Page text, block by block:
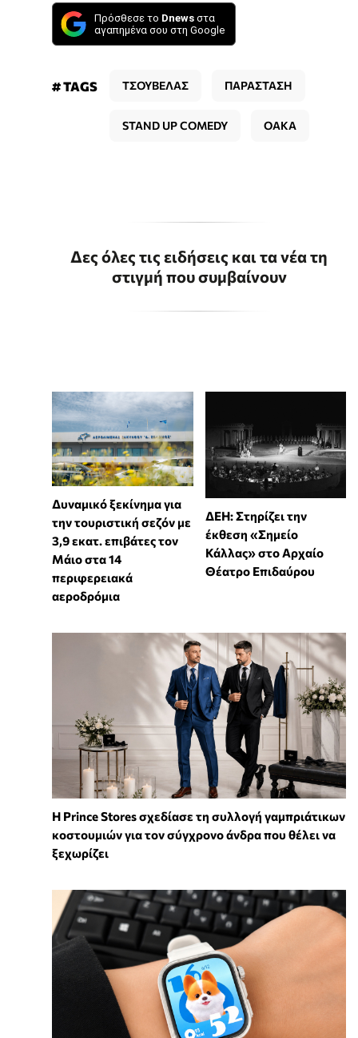
Πρόσθεσε το Dnews στα
αγαπημένα σου στη Google
# TAGS ΤΣΟΥΒΕΛΑΣ ΠΑΡΑΣΤΑΣΗ
STAND UP COMEDY ΟΑΚΑ
Δες όλες τις ειδήσεις και τα νέα τη
στιγμή που συμβαίνουν
Δυναμικό ξεκίνημα για
την τουριστική σεζόν με
3,9 εκατ. επιβάτες τον
Μάιο στα 14
περιφερειακά
αεροδρόμια
ΔΕΗ: Στηρίζει την
έκθεση «Σημείο
Κάλλας» στο Αρχαίο
Θέατρο Επιδαύρου
Η Prince Stores σχεδίασε τη συλλογή γαμπριάτικων
κοστουμιών για τον σύγχρονο άνδρα που θέλει να
ξεχωρίζει